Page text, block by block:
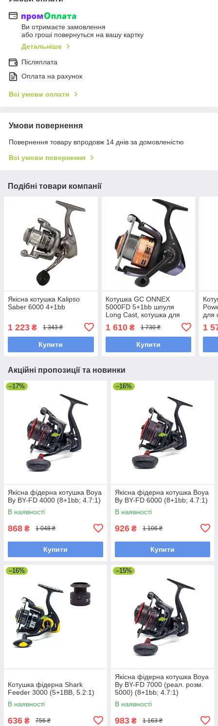
Ви отримаєте замовлення
або гроші повернуться на вашу картку
Детальніше
Післяплата
Оплата на рахунок
Всі умови оплати
Умови повернення
Повернення товару впродовж 14 днів за домовленістю
Всі умови повернення
Подібні товари компанії
Якісна котушка Kalipso
Saber 6000 4+1bb
1 223 ₴ 1 343 ₴
Купити
Котушка GC ONNEX
5000FD 5+1bb шпуля
Long Cast, котушка для
1 610₴ 1 730 ₴
Купити
для
1
Акційні пропозиції та новинки
–17%
Якісна фідерна котушка Boya
By BY-FD 4000 (8+1bb; 4.7:1)
В наявності
868 ₴ 1 048 ₴
Купити
–16%
Якісна фідерна котушка Boya
By BY-FD 6000 (8+1bb; 4.7:1)
В наявності
926 ₴ 1 106 ₴
Купити
–16%
Котушка фідерна Shark
Feeder 3000 (5+1BB, 5.2:1)
В наявності
636 ₴ 756 ₴
–15%
Якісна фідерна котушка Boya
By BY-FD 7000 (реал. розм.
5000) (8+1bb; 4.7:1)
В наявності
983 ₴ 1 163 ₴